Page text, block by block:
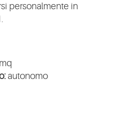
personalmente in
autonomo